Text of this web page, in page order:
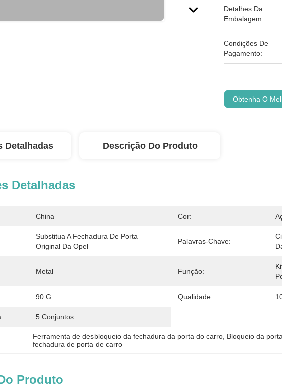
Detalhes Da
Embalagem:
Condições De
Pagamento:
Obtenha O
Detalhadas Descrição Do Produto
Detalhadas
China Cor:
Substitua A Fechadura De Porta
Original Da Opel
Palavras-Chave:
Metal Função:
90 G Qualidade:
5 Conjuntos
Ferramenta de desbloqueio da fechadura da porta do carro Bloqueio da
fechadura de porta de carro
Produto